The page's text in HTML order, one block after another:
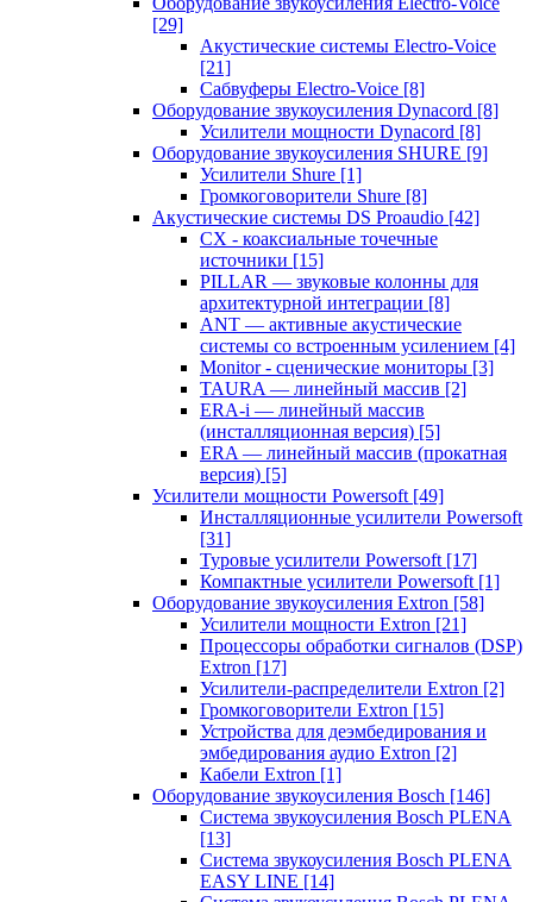
[29]
Акустические системы Electro-Voice
[21]
Сабвуферы Electro-Voice [8]
Оборудование звукоусиления Dynacord [8]
Усилители мощности Dynacord [8]
Оборудование звукоусиления SHURE [9]
Усилители Shure [1]
Громкоговорители Shure [8]
Акустические системы DS Proaudio [42]
CX - коаксиальные точечные
источники [15]
PILLAR — звуковые колонны для
архитектурной интеграции [8]
ANT — активные акустические
системы со встроенным усилением [4]
Monitor - сценические мониторы [3]
TAURA — линейный массив [2]
ERA-i — линейный массив
(инсталляционная версия) [5]
ERA — линейный массив (прокатная
версия) [5]
Усилители мощности Powersoft [49]
Инсталляционные усилители Powersoft
[31]
Туровые усилители Powersoft [17]
Компактные усилители Powersoft [1]
Оборудование звукоусиления Extron [58]
Усилители мощности Extron [21]
Процессоры обработки сигналов (DSP)
Extron [17]
Усилители-распределители Extron [2]
Громкоговорители Extron [15]
Устройства для деэмбедирования и
эмбедирования аудио Extron [2]
Кабели Extron [1]
Оборудование звукоусиления Bosch [146]
Система звукоусиления Bosch PLENA
[13]
Система звукоусиления Bosch PLENA
EASY LINE [14]